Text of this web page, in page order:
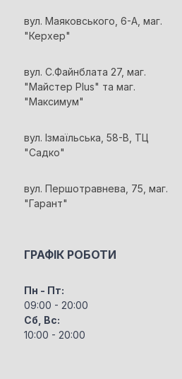
вул. Маяковського, 6-А, маг.
"Керхер"
вул. С.Файнблата 27, маг.
"Майстер Plus" та маг.
"Максимум"
вул. Ізмаїльська, 58-В, ТЦ
"Садко"
вул. Першотравнева, 75, маг.
"Гарант"
ГРАФІК РОБОТИ
Пн - Пт:
09:00 - 20:00
Сб, Вс:
10:00 - 20:00